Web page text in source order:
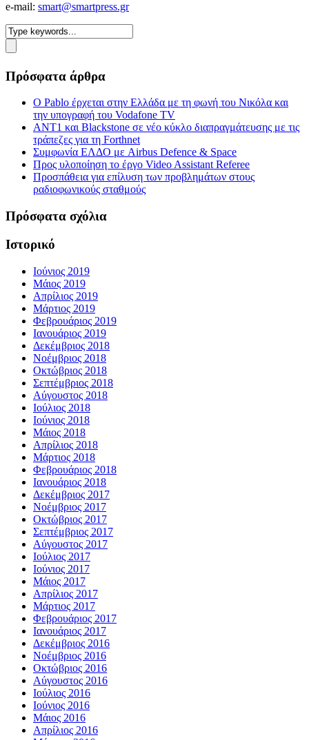
e-mail: smart@smartpress.gr
Πρόσφατα άρθρα
Ο Pablo έρχεται στην Ελλάδα με τη φωνή του Νικόλα και
την υπογραφή του Vodafone TV
ΑΝΤ1 και Blackstone σε νέο κύκλο διαπραγμάτευσης με τις
τράπεζες για τη Forthnet
Συμφωνία ΕΛΔΟ με Airbus Defence & Space
Προς υλοποίηση το έργο Video Assistant Referee
Προσπάθεια για επίλυση των προβλημάτων στους
ραδιοφωνικούς σταθμούς
Πρόσφατα σχόλια
Ιστορικό
Ιούνιος 2019
Μάιος 2019
Απρίλιος 2019
Μάρτιος 2019
Φεβρουάριος 2019
Ιανουάριος 2019
Δεκέμβριος 2018
Νοέμβριος 2018
Οκτώβριος 2018
Σεπτέμβριος 2018
Αύγουστος 2018
Ιούλιος 2018
Ιούνιος 2018
Μάιος 2018
Απρίλιος 2018
Μάρτιος 2018
Φεβρουάριος 2018
Ιανουάριος 2018
Δεκέμβριος 2017
Νοέμβριος 2017
Οκτώβριος 2017
Σεπτέμβριος 2017
Αύγουστος 2017
Ιούλιος 2017
Ιούνιος 2017
Μάιος 2017
Απρίλιος 2017
Μάρτιος 2017
Φεβρουάριος 2017
Ιανουάριος 2017
Δεκέμβριος 2016
Νοέμβριος 2016
Οκτώβριος 2016
Αύγουστος 2016
Ιούλιος 2016
Ιούνιος 2016
Μάιος 2016
Απρίλιος 2016